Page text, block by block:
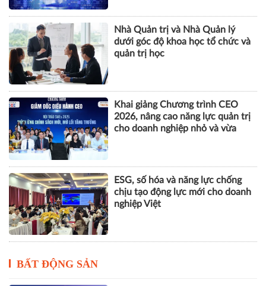
Nhà Quản trị và Nhà Quản lý
dưới góc độ khoa học tổ chức và
quản trị học
Khai giảng Chương trình CEO
2026, nâng cao năng lực quản trị
cho doanh nghiệp nhỏ và vừa
ESG, số hóa và năng lực chống
chịu tạo động lực mới cho doanh
nghiệp Việt
BẤT ĐỘNG SẢN